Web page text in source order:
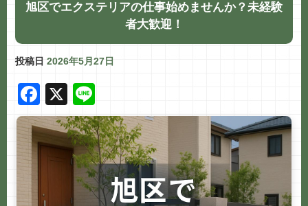
旭区でエクステリアの仕事始めませんか？未経験
者大歓迎！
投稿日 2026年5月27日
F
a
c
e
X
n
e